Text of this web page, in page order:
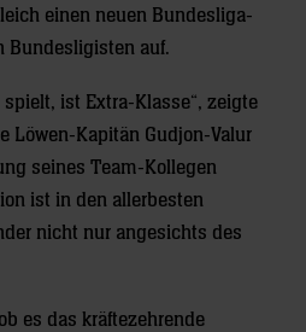
einen neuen Bundesliga-
Bundesligisten auf.
spielt, ist Extra-Klasse“, zeigte
Löwen-Kapitän Gudjon-Valur
seines Team-Kollegen
ist in den allerbesten
nicht nur angesichts des
es das kräftezehrende